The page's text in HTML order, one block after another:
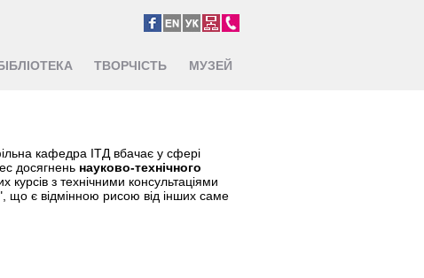
ТВОРЧІСТЬ МУЗЕЙ
кафедра ІТД вбачає у сфері
досягнень науково-технічного
з технічними консультаціями
що є відмінною рисою від інших саме